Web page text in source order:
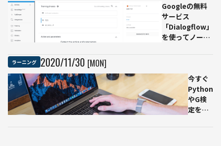
最新
企
人材
の4
みる
日本
と世
界の
Googleの無料
サービス
「Dialogflow」
を使ってノーコ
ラーニング 2020/11/30 [MON]
今すぐ
Python
やG検
定を無